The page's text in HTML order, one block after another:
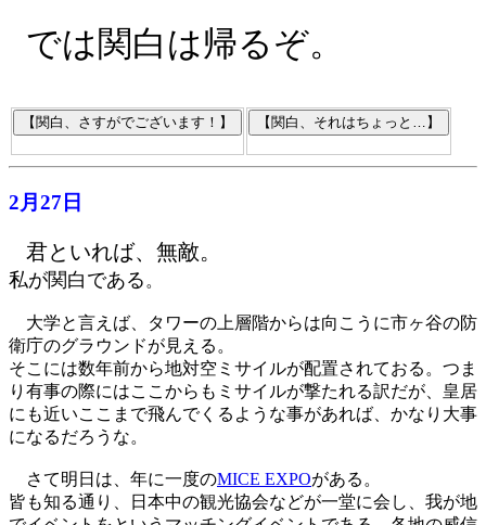
では関白は帰るぞ。
2月27日
君といれば、無敵。
私が関白である 。
大学と言えば、タワーの上層階からは向こうに市ヶ谷の防
衛庁のグラウンドが見える。
そこには数年前から地対空ミサイルが配置されておる。つま
り有事の際にはここからもミサイルが撃たれる訳だが、皇居
にも近いここまで飛んでくるような事があれば、かなり大事
になるだろうな。
さて明日は、年に一度のMICE EXPOがある。
皆も知る通り、日本中の観光協会などが一堂に会し、我が地